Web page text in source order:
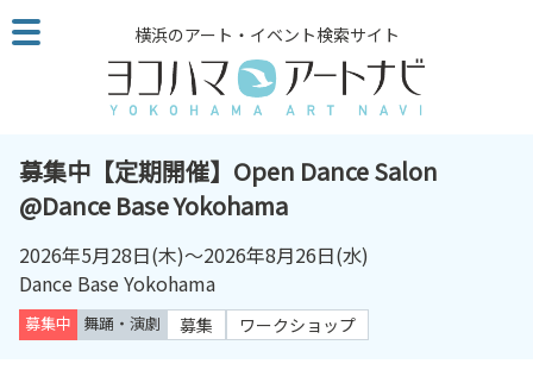
こ
の
横浜のアート・イベント検索サイト
募集中【定期開催】Open Dance Salon
@Dance Base Yokohama
2026年5月28日(木)～2026年8月26日(水)
Dance Base Yokohama
募集中 舞踊・演劇 募集 ワークショップ